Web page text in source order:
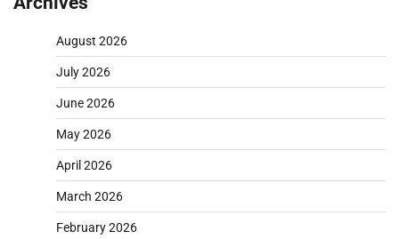
August 2026
July 2026
June 2026
May 2026
April 2026
March 2026
February 2026